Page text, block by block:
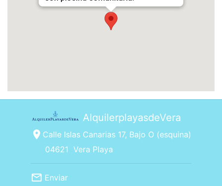
AlquilerplayasdeVera
location_on Calle Islas Canarias 17, Bajo O (esquina)
04621 Vera Playa
mail_outline Enviar